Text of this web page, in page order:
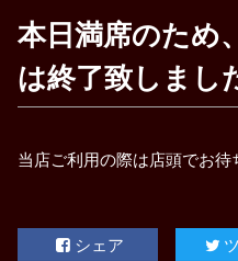
本日満席のため
は終了致しまし
当店ご利用の際は店頭でお待
シェア